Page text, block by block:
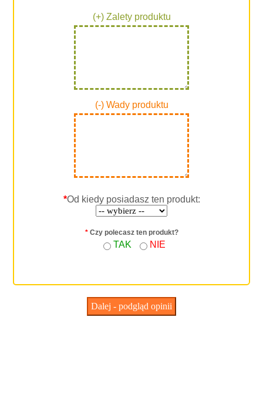
(+) Zalety produktu
(-) Wady produktu
*Od kiedy posiadasz ten produkt:
*Czy polecasz ten produkt?
TAK NIE